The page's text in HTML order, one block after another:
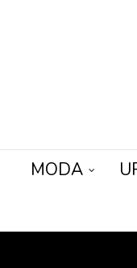
MODA